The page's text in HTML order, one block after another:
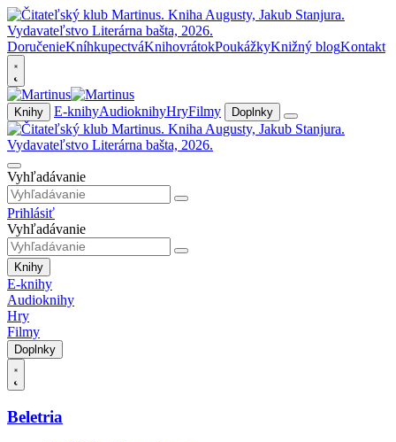
DoručenieKníhkupectváKnihovrátokPoukážkyKnižný blogKontakt
Knihy E-knihyAudioknihyHryFilmy Doplnky
Vyhľadávanie
Prihlásiť
Vyhľadávanie
Knihy
E-knihy
Audioknihy
Hry
Filmy
Doplnky
Beletria